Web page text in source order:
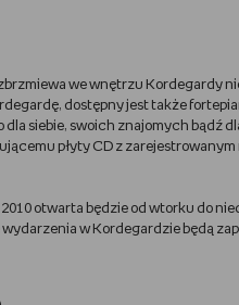
we wnętrzu Kordegardy
dostępny jest także
dla siebie, swoich znajomych bądź
płyty CD z zarejestrowanym
otwarta będzie od wtorku do
w Kordegardzie będą